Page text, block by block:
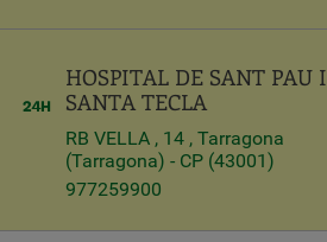
HOSPITAL DE SANT PAU I
SANTA TECLA
RB VELLA , 14 , Tarragona
(Tarragona) - CP (43001)
977259900